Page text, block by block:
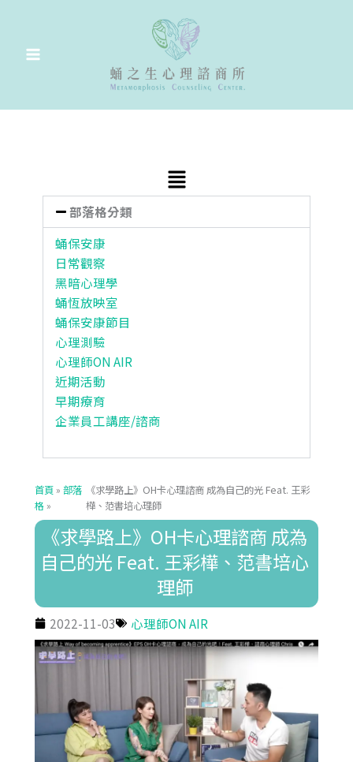
容
Main
部落格分類
蛹保安康
日常觀察
黑暗心理學
蛹恆放映室
蛹保安康節目
心理測驗
心理師ON AIR
近期活動
早期療育
企業員工講座/諮商
首頁» 部落
格»
《求學路上》OH卡心理諮商 成為自己的光 Feat. 王彩
樺、范書培心理師
《求學路上》OH卡心理諮商 成為
自己的光 Feat. 王彩樺、范書培心
理師
2022-11-03 心理師ON AIR